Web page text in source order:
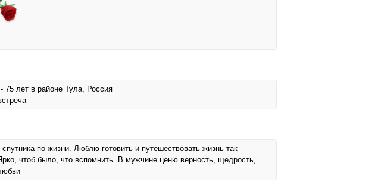
75 лет в районе Тула, Россия
по жизни. Люблю готовить и путешествовать жизнь так
чтоб было, что вспомнить. В мужчине ценю верность, щедрость,